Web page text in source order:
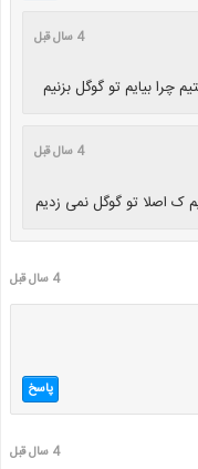
4 سال قبل
چرا بیایم تو گوگل بزنیم
4 سال قبل
ک اصلا تو گوگل نمی زدیم
4 سال قبل
پاسخ
4 سال قبل